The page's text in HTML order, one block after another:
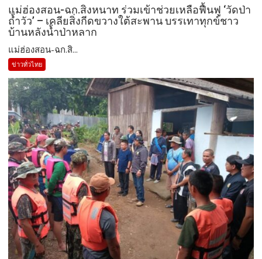
แม่ฮ่องสอน-ฉก.สิงหนาท ร่วมเข้าช่วยเหลือฟื้นฟู ‘วัดป่า
ถ้ำวัว’ – เคลียสิ่งกีดขวางใต้สะพาน บรรเทาทุกข์ชาว
บ้านหลังน้ำป่าหลาก
แม่ฮ่องสอน-ฉก.สิ...
ข่าวทั่วไทย